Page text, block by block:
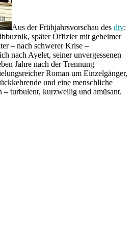
Aus der Frühjahrsvorschau des dtv:
später Offizier mit geheimer
– nach schwerer Krise –
nach Ayelet, seiner unvergessenen
Jahre nach der Trennung
Roman um Einzelgänger,
und eine menschliche
– turbulent, kurzweilig und amüsant.